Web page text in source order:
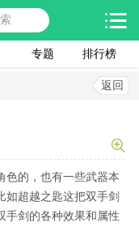
专题 排行榜
返回
色的，也有一些武器本
如超越之匙这把双手剑
手剑的各种效果和属性